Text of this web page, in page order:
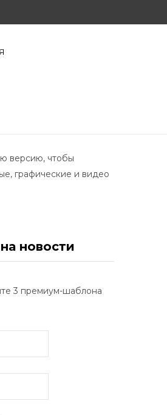
F
o
X
t
Y
версию, чтобы
графические и видео
новости
3 премиум-шаблона